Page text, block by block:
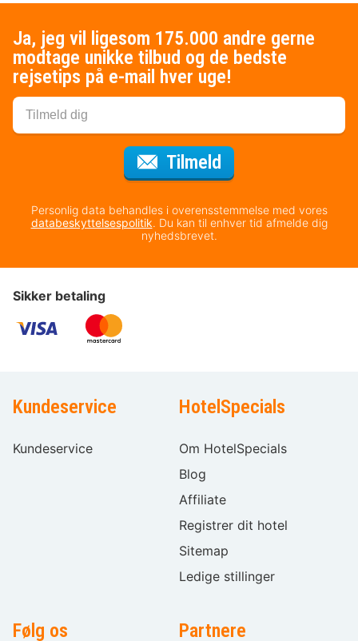
Ja, jeg vil ligesom 175.000 andre gerne
modtage unikke tilbud og de bedste
rejsetips på e-mail hver uge!
Tilmeld
Personlig data behandles i overensstemmelse med vores
databeskyttelsespolitik. Du kan til enhver tid afmelde dig
nyhedsbrevet.
Sikker betaling
Kundeservice
Kundeservice
HotelSpecials
Om HotelSpecials
Blog
Affiliate
Registrer dit hotel
Sitemap
Ledige stillinger
Følg os Partnere